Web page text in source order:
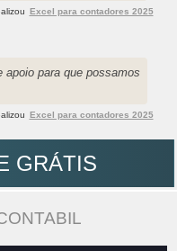
Excel para contadores 2025
apoio para que possamos
Excel para contadores 2025
GRÁTIS